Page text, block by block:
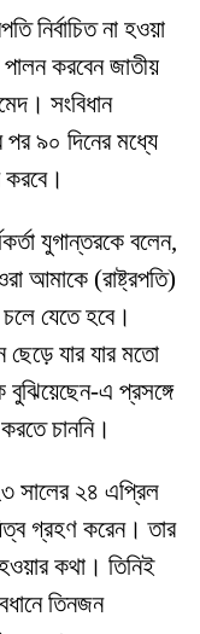
নির্বাচিত না হওয়া
পালন করবেন জাতীয়
সংবিধান
পর ৯০ দিনের মধ্যে
করবে।
যুগান্তরকে বলেন,
আমাকে (রাষ্ট্রপতি)
যেতে হবে।
ছেড়ে যার যার মতো
এ প্রসঙ্গে
চাননি।
সালের ২৪ এপ্রিল
গ্রহণ করেন। তার
কথা। তিনিই
তিনজন